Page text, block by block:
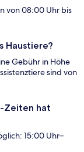
von 08:00 Uhr bis
Haustiere?
Gebühr in Höhe
sind von
Zeiten hat
15:00 Uhr–